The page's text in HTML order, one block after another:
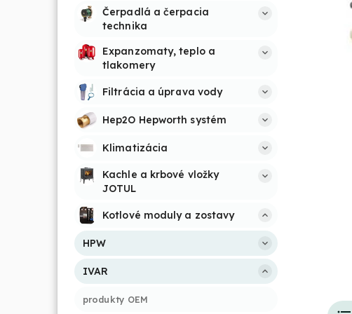
Čerpadlá a čerpacia
technika
Expanzomaty, teplo a
tlakomery
Filtrácia a úprava vody
Hep2O Hepworth systém
Klimatizácia
Kachle a krbové vložky
JOTUL
Kotlové moduly a zostavy
HPW
IVAR
produkty OEM